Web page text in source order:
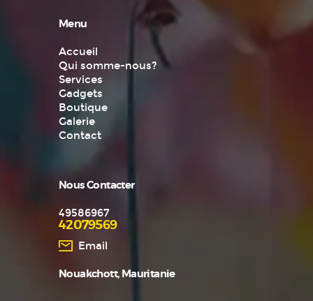
Menu
Accueil
Qui somme-nous?
Services
Gadgets
Boutique
Galerie
Contact
Nous Contacter
49586967
42079569
Email
Nouakchott, Mauritanie